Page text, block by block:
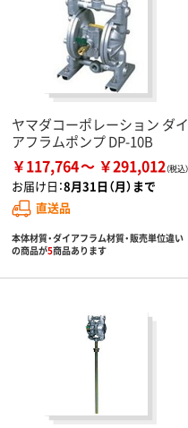
ヤマダコーポレーション ダイ
アフラムポンプ DP-10B
￥117,764 ￥291,012
お届け日：8月31日（月）まで
直送品
本体材質・ダイアフラム材質・販売単位違い
の商品が5商品あります